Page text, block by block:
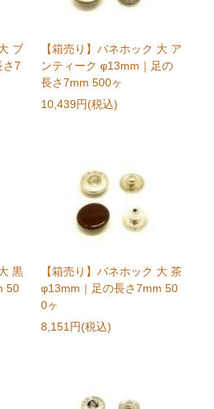
ブ
さ7
【箱売り】バネホック 大 ア
ンティーク φ13mm｜足の
長さ7mm 500ヶ
10,439円(税込)
黒
50
【箱売り】バネホック 大 茶
φ13mm｜足の長さ7mm 50
0ヶ
8,151円(税込)